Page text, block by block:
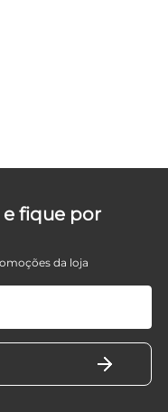
e fique por
da loja